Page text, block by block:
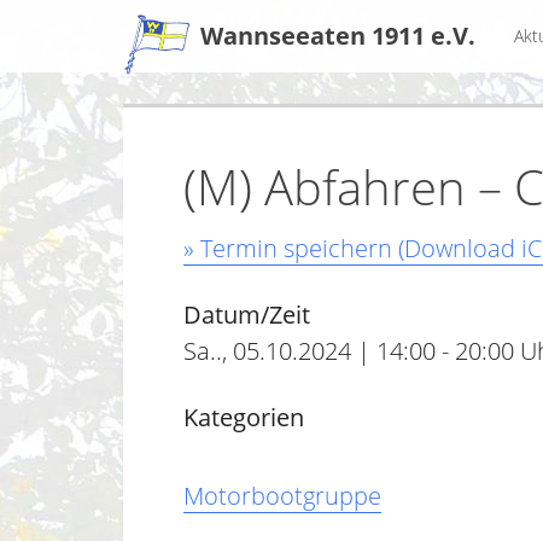
Wannseeaten 1911 e.V.
(M) Abfahren –
» Termin speichern (Download
Datum/Zeit
Sa.., 05.10.2024 | 14:00 - 20:00
Kategorien
Motorbootgruppe